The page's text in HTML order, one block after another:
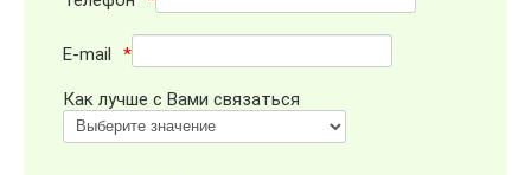
E-mail
Как лучше с Вами связаться